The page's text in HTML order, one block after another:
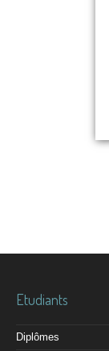
Etudiants
Diplômes